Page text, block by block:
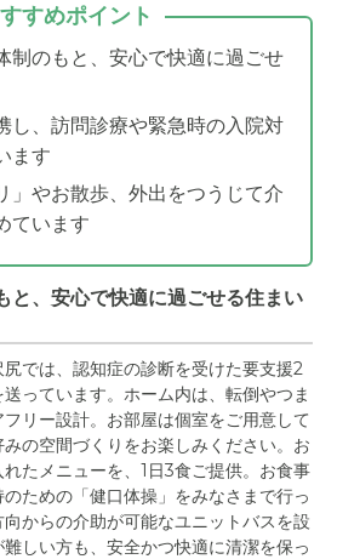
すめポイント
制のもと、安心で快適に過ごせ
し、訪問診療や緊急時の入院対
ます
」やお散歩、外出をつうじて介
ています
と、安心で快適に過ごせる住まい
では、認知症の診断を受けた要支援2
っています。ホーム内は、転倒やつま
リー設計。お部屋は個室をご用意して
の空間づくりをお楽しみください。お
たメニューを、1日3食ご提供。お食事
ための「健口体操」をみなさまで行っ
からの介助が可能なユニットバスを設
しい方も、安全かつ快適に清潔を保っ